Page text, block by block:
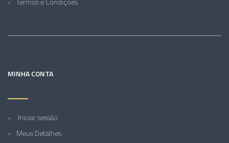
MINHA CONTA
Iniciar sessão
Meus Detalhes